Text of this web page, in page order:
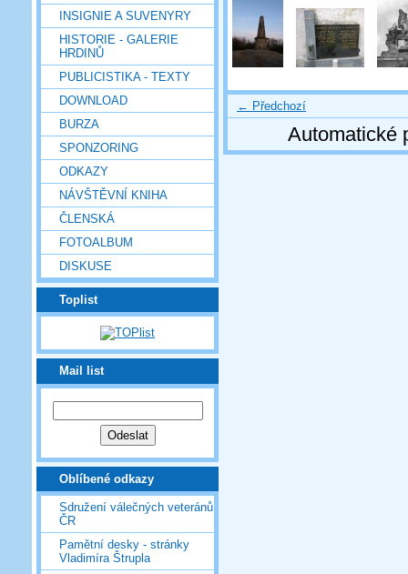
INSIGNIE A SUVENYRY
HISTORIE - GALERIE
HRDINŮ
PUBLICISTIKA - TEXTY
DOWNLOAD
BURZA
SPONZORING
ODKAZY
NÁVŠTĚVNÍ KNIHA
ČLENSKÁ
FOTOALBUM
DISKUSE
Toplist
Mail list
Oblíbené odkazy
Sdružení válečných veteránů
ČR
Pamětní desky - stránky
Vladimíra Štrupla
← Předchozí
Automatické